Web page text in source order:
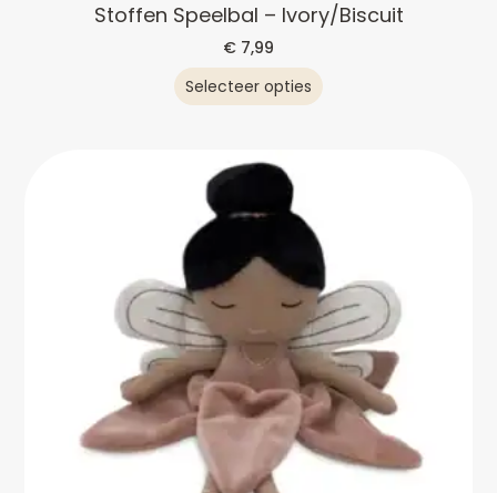
Stoffen Speelbal – Ivory/Biscuit
€ 7,99
Selecteer opties